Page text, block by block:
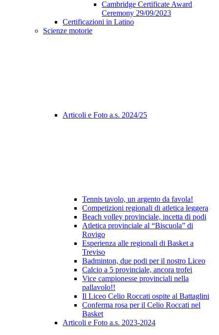
Cambridge Certificate Award
Ceremony 29/09/2023
Certificazioni in Latino
Scienze motorie
Articoli e Foto a.s. 2024/25
Tennis tavolo, un argento da favola!
Competizioni regionali di atletica leggera
Beach volley provinciale, incetta di podi
Atletica provinciale al “Biscuola” di
Rovigo
Esperienza alle regionali di Basket a
Treviso
Badminton, due podi per il nostro Liceo
Calcio a 5 provinciale, ancora trofei
Vice campionesse provinciali nella
pallavolo!!
Il Liceo Celio Roccati ospite al Battaglini
Conferma rosa per il Celio Roccati nel
Basket
Articoli e Foto a.s. 2023-2024